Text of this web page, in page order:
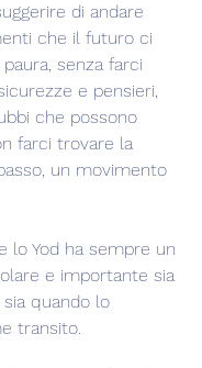
di andare
che il futuro ci
senza farci
e pensieri,
che possono
farci trovare la
un movimento
lo Yod ha sempre un
e importante sia
quando lo
transito.